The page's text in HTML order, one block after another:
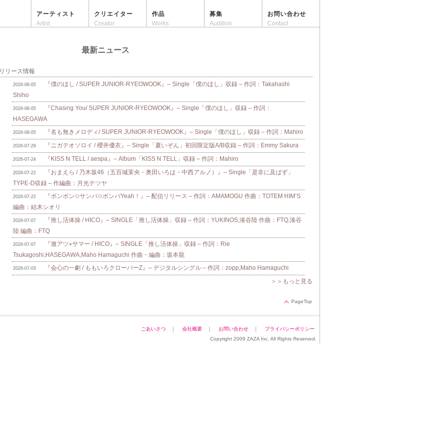
アーティスト
Artist
クリエイター
Creator
作品
Works
募集
Audition
お問い合わせ
Contact
最新ニュース
リリース情報
2026-08-05
『僕のほし / SUPER JUNIOR-RYEOWOOK』– Single「僕のほし」収録 – 作詞：Takahashi
Shiho
2026-08-05
『Chasing You/ SUPER JUNIOR-RYEOWOOK』– Single「僕のほし」収録 – 作詞：
HASEGAWA
2026-08-05 『名も無きメロディ/ SUPER JUNIOR-RYEOWOOK』– Single「僕のほし」収録 – 作詞：Mahiro
2026-07-29 『ニガテオソロイ / 櫻井優衣』– Single「夏いぞん」初回限定版A/B収録 – 作詞：Emmy Sakura
2026-07-24 『KISS N TELL / aespa』– Album「KISS N TELL」収録 – 作詞：Mahiro
2026-07-22
『おまえら / 乃木坂46（五百城茉央・奥田いろは・中西アルノ）』– Single「是非に及ばず」
TYPE-D収録 – 作編曲：月光テツヤ
2026-07-22
『ボンボン✩サンバ✩ボンバYeah！』– 配信リリース – 作詞：AMAMOGU 作曲：TOTEM HIM’S
編曲：結木シオリ
2026-07-07
『推し活体操 / HICO』– SINGLE「推し活体操」収録 – 作詞：YUKINOS,湊谷陸 作曲：FTQ,湊谷
陸 編曲：FTQ
2026-07-07
『激アツ⭐︎サマー / HICO』– SINGLE「推し活体操」収録 – 作詞：Rie
Tsukagoshi,HASEGAWA,Maho Hamaguchi 作曲・編曲：坂本龍
2026-07-03
『会心の一劇 / ももいろクローバーZ』– デジタルシングル – 作詞：zopp,Maho Hamaguchi
＞＞もっと見る
PageTop
ごあいさつ ｜ 会社概要 ｜ お問い合わせ ｜ プライバシーポリシー
Copyright 2009 ZAZA Inc. All Rights Reserved.